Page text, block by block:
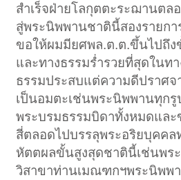
สำเร็จฝ่ายโลกุตตะระฌานตล
สู่พระนิพพานชาตินี้สองรายก
ขอให้ผมมียศพล.ต.ต.ขึ้นไปถึง
และทางธรรมร่ำรวยที่สุดในท
ธรรมประสบแต่ความดีปราศ
เป็นอมตะเช่นพระนิพพานทุกรู
พระบรมธรรมบิดาทั้งหมดแล
สี่ตลอดไปบรรลุพระอริยบุคค
หัตตผลขั้นสูงสุดชาตินี้เช่นพร
วิสาขาท่านเมณฑกฯพระนิพพ